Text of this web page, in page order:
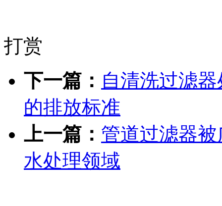
打赏
下一篇： 自清洗过滤
的排放标准
上一篇： 管道过滤器
水处理领域